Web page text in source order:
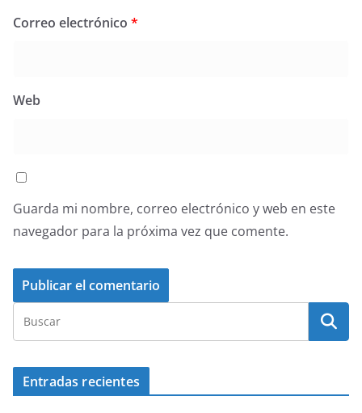
Correo electrónico *
Web
Guarda mi nombre, correo electrónico y web en este
navegador para la próxima vez que comente.
Entradas recientes